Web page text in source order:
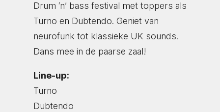
Drum ‘n’ bass festival met toppers als
Turno en Dubtendo. Geniet van
neurofunk tot klassieke UK sounds.
Dans mee in de paarse zaal!
Line-up:
Turno
Dubtendo